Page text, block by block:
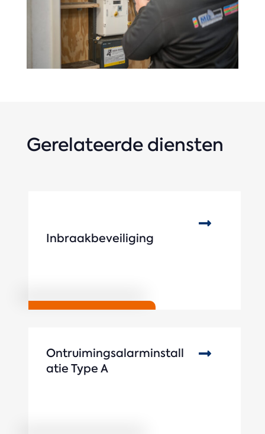
Gerelateerde diensten
Inbraakbeveiliging
Ontruimingsalarminstall
atie Type A